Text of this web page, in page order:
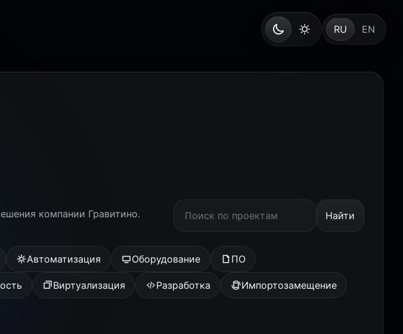
RU EN
компании Гравитино. Найти
Автоматизация Оборудование ПО
Виртуализация Разработка Импортозамещение